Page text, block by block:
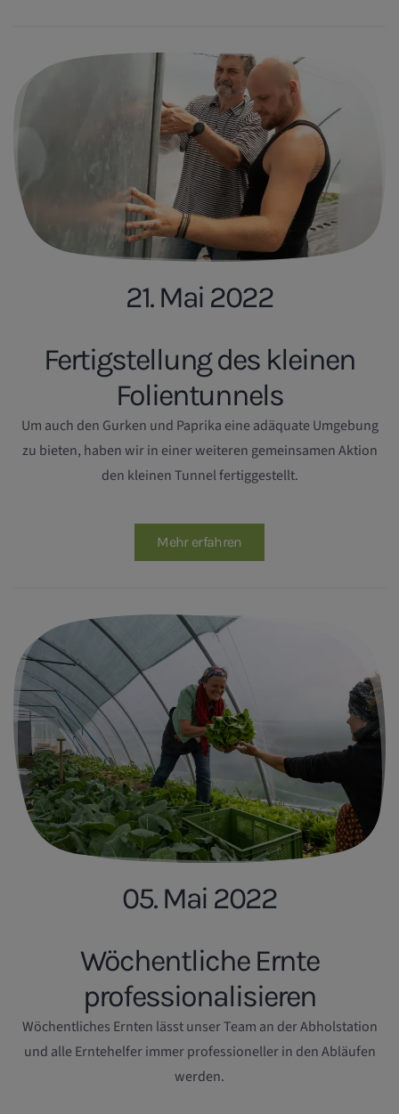
21. Mai 2022
Fertigstellung des kleinen
Folientunnels
Um auch den Gurken und Paprika eine adäquate Umgebung
zu bieten, haben wir in einer weiteren gemeinsamen Aktion
den kleinen Tunnel fertiggestellt.
Mehr erfahren
05. Mai 2022
Wöchentliche Ernte
professionalisieren
Wöchentliches Ernten lässt unser Team an der Abholstation
und alle Erntehelfer immer professioneller in den Abläufen
werden.